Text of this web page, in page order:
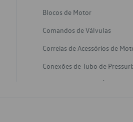
Blocos de Motor
Comandos de Válvulas
Correias de Acessórios de
Conexões de Tubo de
Varetas de Nivel de Óleo